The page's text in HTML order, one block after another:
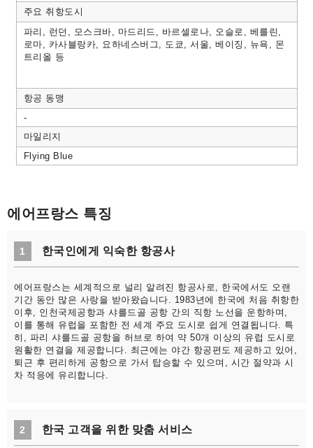
주요 취항도시
파리, 런던, 모스크바, 마드리드, 바르셀로나, 오슬로, 베를린,
로마, 카사블랑카, 요하네스버그, 도쿄, 서울, 베이징, 뉴욕, 몬
트리올 등
항공 동맹
-
마일리지
Flying Blue
에어프랑스 특징
1 한국인에게 익숙한 항공사
에어프랑스는 세계적으로 널리 알려진 항공사로, 한국에서도 오랜
기간 동안 많은 사랑을 받아왔습니다. 1983년에 한국에 처음 취항한
이후, 인천국제공항과 샤를드골 공항 간의 직항 노선을 운항하며,
이를 통해 유럽을 포함한 전 세계 주요 도시로 쉽게 연결됩니다. 특
히, 파리 샤를드골 공항을 허브로 하여 약 50개 이상의 유럽 도시로
원활한 연결을 제공합니다. 최근에는 야간 항공편도 제공하고 있어,
퇴근 후 편리하게 공항으로 가서 탑승할 수 있으며, 시간 절약과 시
차 적응에 유리합니다.
2 한국 고객을 위한 맞춤 서비스